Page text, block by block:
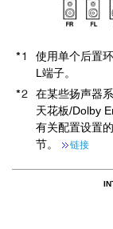
使用单个后置
L端子。
在某些扬声器
天花板/Dolby
有关配置设置
节。
链接